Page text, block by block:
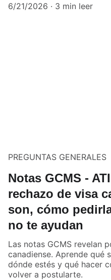
6/21/2026
3 min leer
PREGUNTAS GENERALES
Notas GCMS -
rechazo de visa
son, cómo
no te ayudan
Las notas GCMS revelan
canadiense. Aprende qué
dónde estés y qué hacer
volver a postularte.